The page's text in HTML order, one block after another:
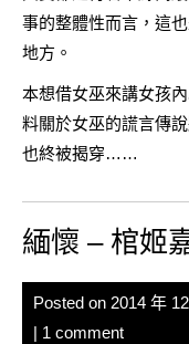
事的整體性而言，這
地方。
本想借女巫來講女孩
料關於女巫的謊言傳
也終被揭穿……
緬懷 – 棺姬
Posted on 2014 年
| 1 comment